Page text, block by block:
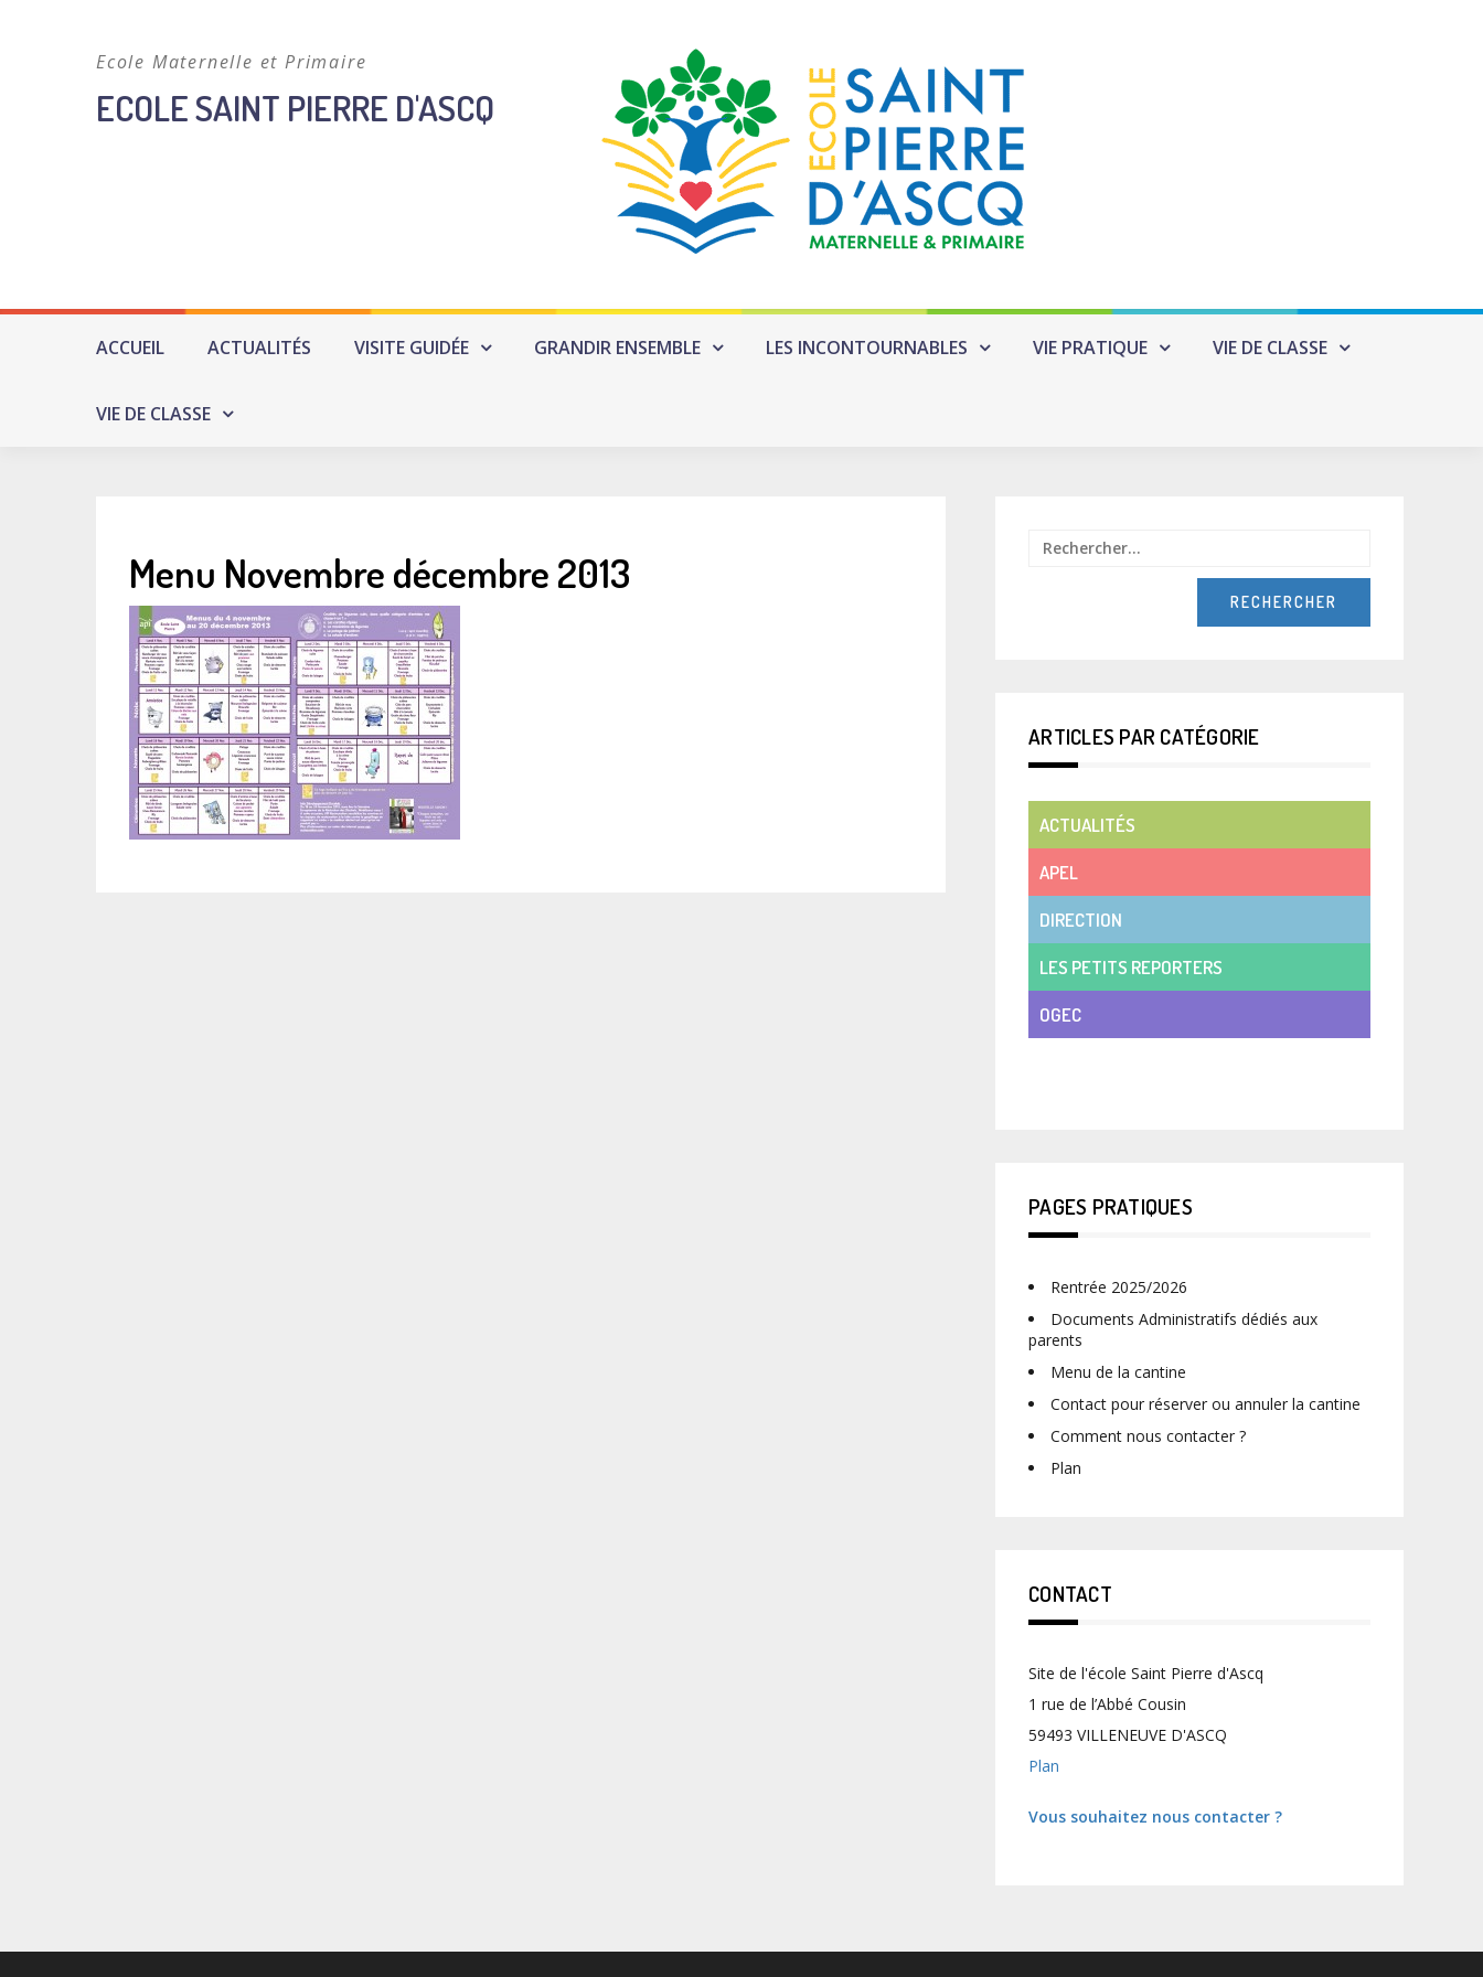
Ecole Maternelle et Primaire
ECOLE SAINT PIERRE D'ASCQ
ACCUEIL ACTUALITÉS VISITE GUIDÉE GRANDIR ENSEMBLE LES INCONTOURNABLES VIE PRATIQUE VIE DE CLASSE
VIE DE CLASSE
Menu Novembre décembre 2013
ARTICLES PAR CATÉGORIE
ACTUALITÉS
APEL
DIRECTION
LES PETITS REPORTERS
OGEC
PAGES PRATIQUES
Rentrée 2025/2026
Documents Administratifs dédiés aux
parents
Menu de la cantine
Contact pour réserver ou annuler la cantine
Comment nous contacter ?
Plan
CONTACT
Site de l'école Saint Pierre d'Ascq
1 rue de l’Abbé Cousin
59493 VILLENEUVE D'ASCQ
Plan
Vous souhaitez nous contacter ?